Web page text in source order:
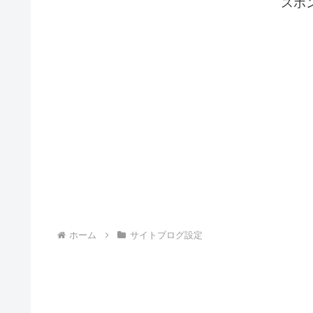
ホーム サイトブログ設定